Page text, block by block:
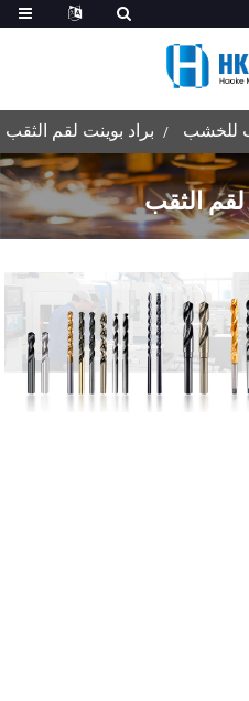
للخشب براد بوينت لقم الثقب
لقم الثقب